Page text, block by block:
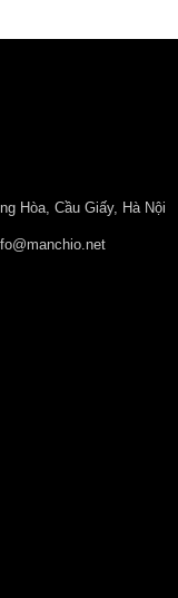
Hòa, Cầu Giấy, Hà Nội